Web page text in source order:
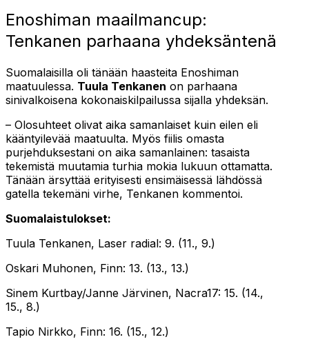
Enoshiman maailmancup:
Tenkanen parhaana yhdeksäntenä
Suomalaisilla oli tänään haasteita Enoshiman
maatuulessa. Tuula Tenkanen on parhaana
sinivalkoisena kokonaiskilpailussa sijalla yhdeksän.
– Olosuhteet olivat aika samanlaiset kuin eilen eli
kääntyilevää maatuulta. Myös fiilis omasta
purjehduksestani on aika samanlainen: tasaista
tekemistä muutamia turhia mokia lukuun ottamatta.
Tänään ärsyttää erityisesti ensimäisessä lähdössä
gatella tekemäni virhe, Tenkanen kommentoi.
Suomalaistulokset:
Tuula Tenkanen, Laser radial: 9. (11., 9.)
Oskari Muhonen, Finn: 13. (13., 13.)
Sinem Kurtbay/Janne Järvinen, Nacra17: 15. (14.,
15., 8.)
Tapio Nirkko, Finn: 16. (15., 12.)